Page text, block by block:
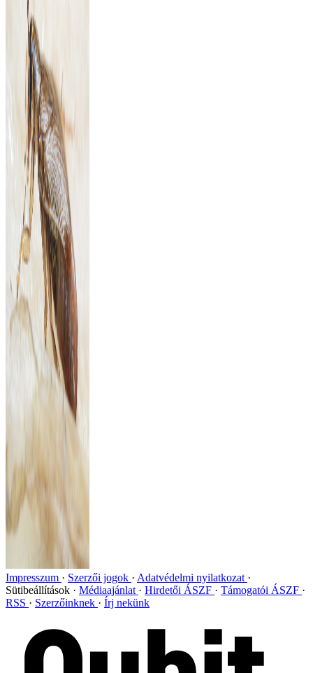
Impresszum Szerzői jogok
Adatvédelmi nyilatkozat
Sütibeállítások
Médiaajánlat Hirdetői ÁSZF
Támogatói ÁSZF
RSS
Szerzőinknek Írj nekünk